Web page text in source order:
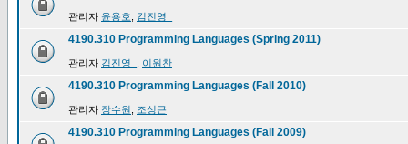
관리자 윤용호 김진영_
4190.310 Programming Languages (Spring 2011)
관리자 김진영_ 이원찬
4190.310 Programming Languages (Fall 2010)
관리자 장수원 조성근
4190.310 Programming Languages (Fall 2009)